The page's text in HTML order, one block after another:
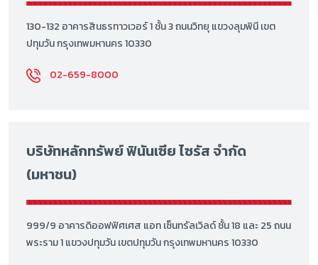
130-132 อาคารสินธรทาวเวอร์ 1 ชั้น 3 ถนนวิทยุ แขวงลุมพินี เขต
ปทุมวัน กรุงเทพมหานคร 10330
02-659-8000
บริษัทหลักทรัพย์ ฟินันเซีย ไซรัส จำกัด
(มหาชน)
999/9 อาคารดิออฟฟิศเศส แอท เซ็นทรัลเวิลด์ ชั้น 18 และ 25 ถนน
พระราม 1 แขวงปทุมวัน เขตปทุมวัน กรุงเทพมหานคร 10330